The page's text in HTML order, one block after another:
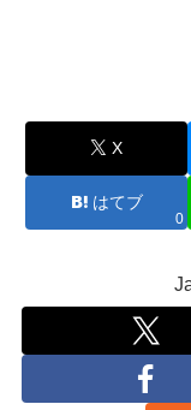
X
はてブ
0